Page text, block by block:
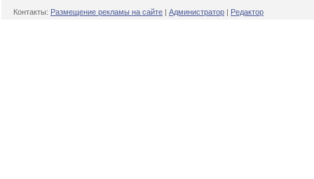
Контакты: Размещение рекламы на сайте | Администратор | Редактор